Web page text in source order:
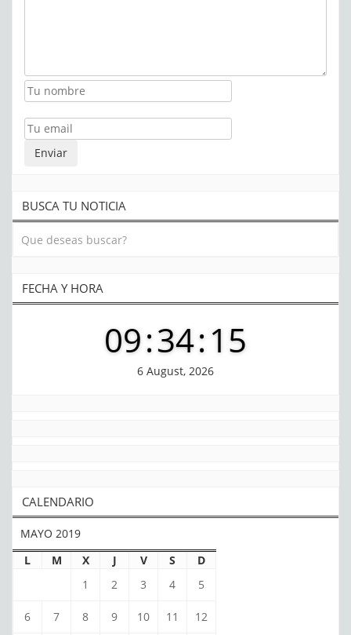
BUSCA TU NOTICIA
FECHA Y HORA
09:34:16
6 August, 2026
CALENDARIO
MAYO 2019
L
M X J V S
D
1
2 3 4 5
6 7 8 9 10 11 12